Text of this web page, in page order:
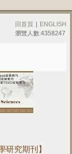
回首頁
ENGLISH
瀏覽人數:4358247
研究期刊】